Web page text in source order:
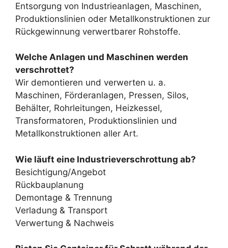
Entsorgung von Industrieanlagen, Maschinen,
Produktionslinien oder Metallkonstruktionen zur
Rückgewinnung verwertbarer Rohstoffe.
Welche Anlagen und Maschinen werden
verschrottet?
Wir demontieren und verwerten u. a.
Maschinen, Förderanlagen, Pressen, Silos,
Behälter, Rohrleitungen, Heizkessel,
Transformatoren, Produktionslinien und
Metallkonstruktionen aller Art.
Wie läuft eine Industrieverschrottung ab?
Besichtigung/Angebot
Rückbauplanung
Demontage & Trennung
Verladung & Transport
Verwertung & Nachweis